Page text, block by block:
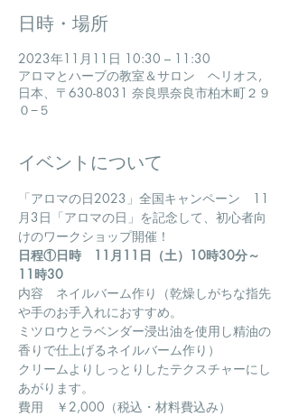
日時・場所
2023年11月11日 10:30 – 11:30
アロマとハーブの教室＆サロン ヘリオス,
日本、〒630-8031 奈良県奈良市柏木町２９
０−５
イベントについて
「アロマの日2023」全国キャンペーン　11
月3日「アロマの日」を記念して、初心者向
けのワークショップ開催！
日程①日時　11月11日（土）10時30分～
11時30
内容　ネイルバーム作り（乾燥しがちな指先
や手のお手入れにおすすめ。
ミツロウとラベンダー浸出油を使用し精油の
香りで仕上げるネイルバーム作り）
クリームよりしっとりしたテクスチャーにし
あがります。
費用　￥2,000（税込・材料費込み）